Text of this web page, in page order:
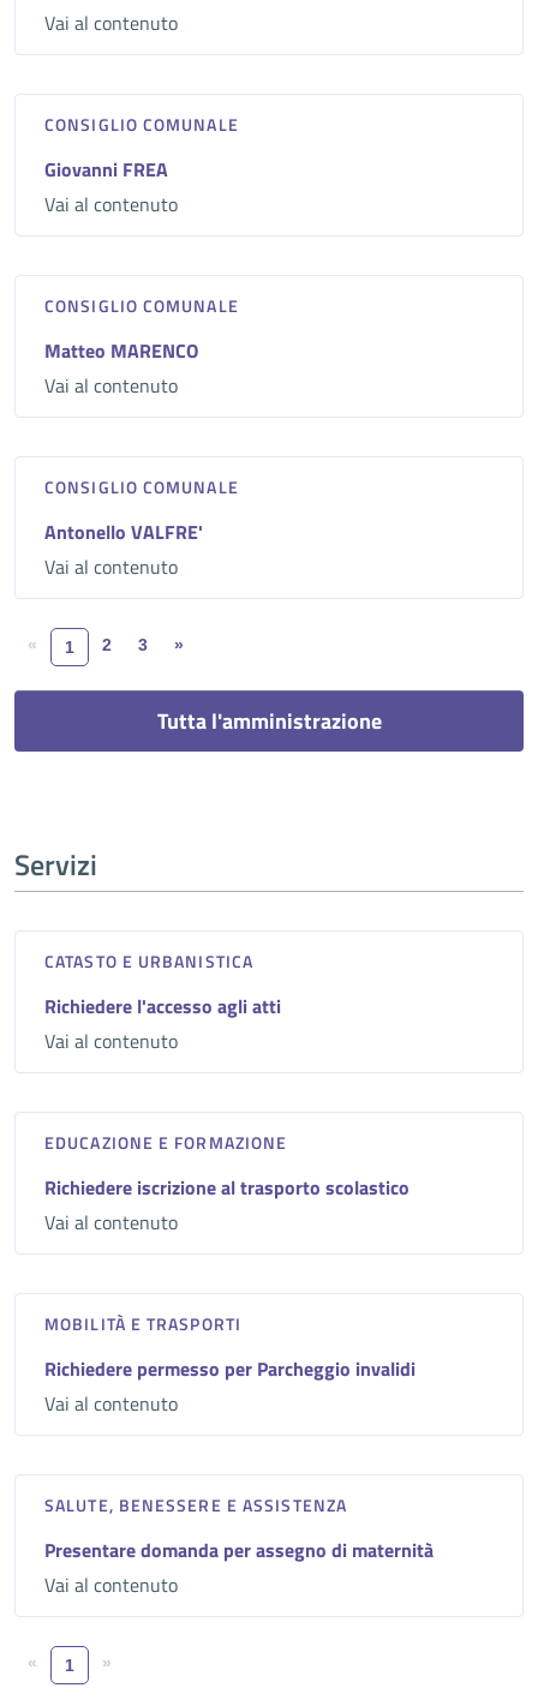
Vai al contenuto
CONSIGLIO COMUNALE
Giovanni FREA
Vai al contenuto
CONSIGLIO COMUNALE
Matteo MARENCO
Vai al contenuto
CONSIGLIO COMUNALE
Antonello VALFRE'
Vai al contenuto
« 1 2 3 »
Tutta l'amministrazione
Servizi
CATASTO E URBANISTICA
Richiedere l'accesso agli atti
Vai al contenuto
EDUCAZIONE E FORMAZIONE
Richiedere iscrizione al trasporto scolastico
Vai al contenuto
MOBILITÀ E TRASPORTI
Richiedere permesso per Parcheggio invalidi
Vai al contenuto
SALUTE, BENESSERE E ASSISTENZA
Presentare domanda per assegno di maternità
Vai al contenuto
« 1 »